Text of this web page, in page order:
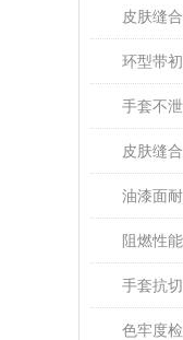
皮肤缝
环型带
手套不
皮肤缝
油漆面
阻燃性
手套抗
色牢度